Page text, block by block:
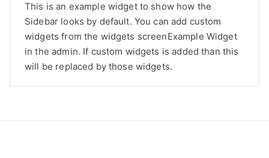
This is an example widget to show how the
Sidebar looks by default. You can add custom
widgets from the widgets screenExample Widget
in the admin. If custom widgets is added than this
will be replaced by those widgets.